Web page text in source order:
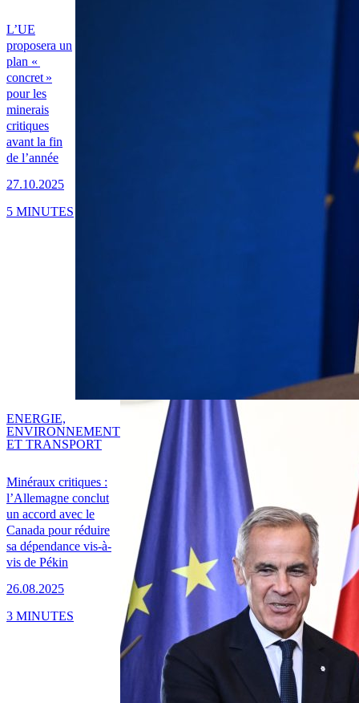
L’UE
proposera un
plan «
concret »
pour les
minerais
critiques
avant la fin
de l’année
27.10.2025
5 MINUTES
Minéraux critiques :
l’Allemagne conclut
un accord avec le
Canada pour réduire
sa dépendance vis-à-
vis de Pékin
26.08.2025
ENERGIE,
ENVIRONNEMENT
ET TRANSPORT
3 MINUTES